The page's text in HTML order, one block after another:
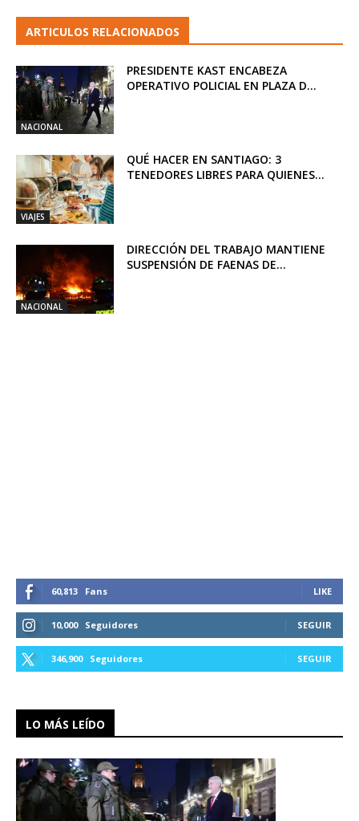
ARTICULOS RELACIONADOS
NACIONAL
PRESIDENTE KAST ENCABEZA
OPERATIVO POLICIAL EN PLAZA D...
VIAJES
QUÉ HACER EN SANTIAGO: 3
TENEDORES LIBRES PARA QUIENES...
NACIONAL
DIRECCIÓN DEL TRABAJO MANTIENE
SUSPENSIÓN DE FAENAS DE...
60,813 Fans LIKE
10,000 Seguidores SEGUIR
346,900 Seguidores SEGUIR
LO MÁS LEÍDO